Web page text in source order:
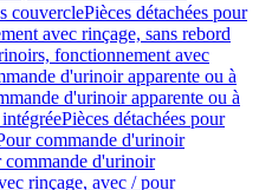
couverclePièces détachées pour
avec rinçage, sans rebord
fonctionnement avec
d'urinoir apparente ou à
d'urinoir apparente ou à
Pièces détachées pour
commande d'urinoir
commande d'urinoir
rinçage, avec / pour